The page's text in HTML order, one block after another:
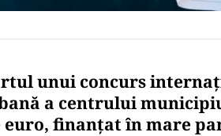
unui concurs
a centrului
euro, finanțat în mare